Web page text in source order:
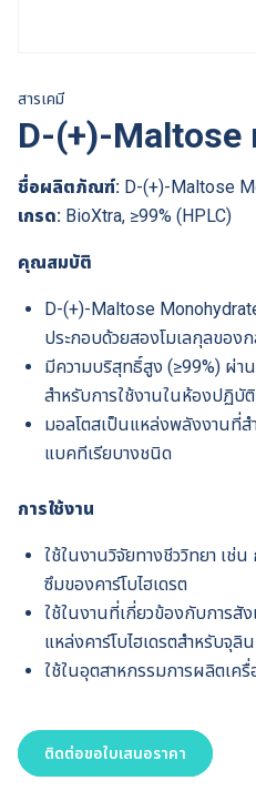
สารเคมี
D-(+)-Maltose
ชื่อผลิตภัณฑ์: D-(+)-Maltose
เกรด: BioXtra, ≥99% (HPLC)
คุณสมบัติ
D-(+)-Maltose
ประกอบด้วยสองโมเลกุลของ
มีความบริสุทธิ์สูง (≥99%) ผ่า
สำหรับการใช้งานในห้องปฏิบั
มอลโตสเป็นแหล่งพลังงานที่
แบคทีเรียบางชนิด
การใช้งาน
ใช้ในงานวิจัยทางชีววิทยา เช่
ซึมของคาร์โบไฮเดรต
ใช้ในงานที่เกี่ยวข้องกับการสัง
แหล่งคาร์โบไฮเดรตสำหรับจุลิ
ใช้ในอุตสาหกรรมการผลิตเครื่
ติดต่อขอใบเสนอราคา